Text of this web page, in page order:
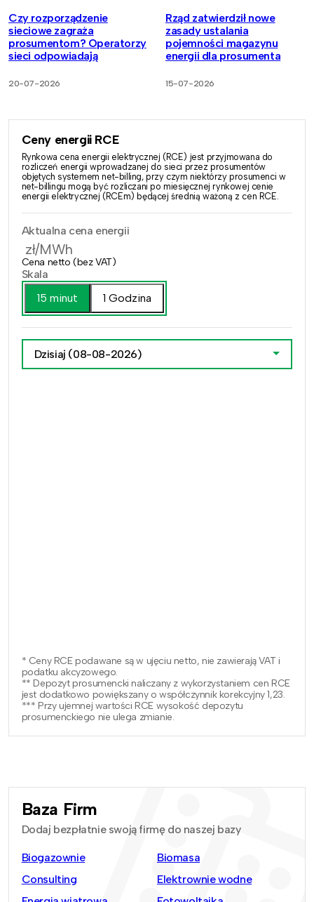
Czy rozporządzenie
sieciowe zagraża
prosumentom? Operatorzy
sieci odpowiadają
20-07-2026
Rząd zatwierdził nowe
zasady ustalania
pojemności magazynu
energii dla prosumenta
15-07-2026
Ceny energii RCE
Rynkowa cena energii elektrycznej (RCE) jest przyjmowana do
rozliczeń energii wprowadzanej do sieci przez prosumentów
objętych systemem net-billing, przy czym niektórzy prosumenci w
net-billingu mogą być rozliczani po miesięcznej rynkowej cenie
energii elektrycznej (RCEm) będącej średnią ważoną z cen RCE.
Aktualna cena energii
zł/MWh
Cena netto (bez VAT)
Skala
15 minut
1 Godzina
Dzisiaj (08-08-2026)
* Ceny RCE podawane są w ujęciu netto, nie zawierają VAT i
podatku akcyzowego.
** Depozyt prosumencki naliczany z wykorzystaniem cen RCE
jest dodatkowo powiększany o współczynnik korekcyjny 1,23.
*** Przy ujemnej wartości RCE wysokość depozytu
prosumenckiego nie ulega zmianie.
Baza Firm
Dodaj bezpłatnie swoją firmę do naszej bazy
Biogazownie
Biomasa
Consulting
Elektrownie wodne